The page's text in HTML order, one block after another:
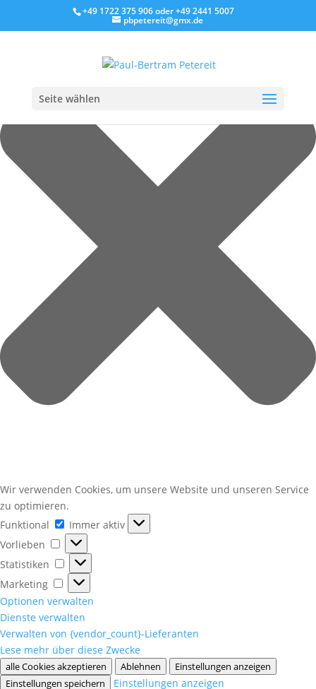
Cookie-Zustimmung verwalten
Wir verwenden Cookies, um unsere Website und unseren Service
zu optimieren.
Funktional
Funktional
Immer aktiv
Vorlieben
Vorlieben
Statistiken
Statistiken
Marketing
Marketing
Optionen verwalten
Dienste verwalten
Verwalten von {vendor_count}-Lieferanten
Lese mehr über diese Zwecke
alle Cookies akzeptieren Ablehnen
Einstellungen anzeigen
Einstellungen speichern
Einstellungen anzeigen
+49 1722 375 906oder+49 2441 5007
pbpetereit@gmx.de
Seite wählen